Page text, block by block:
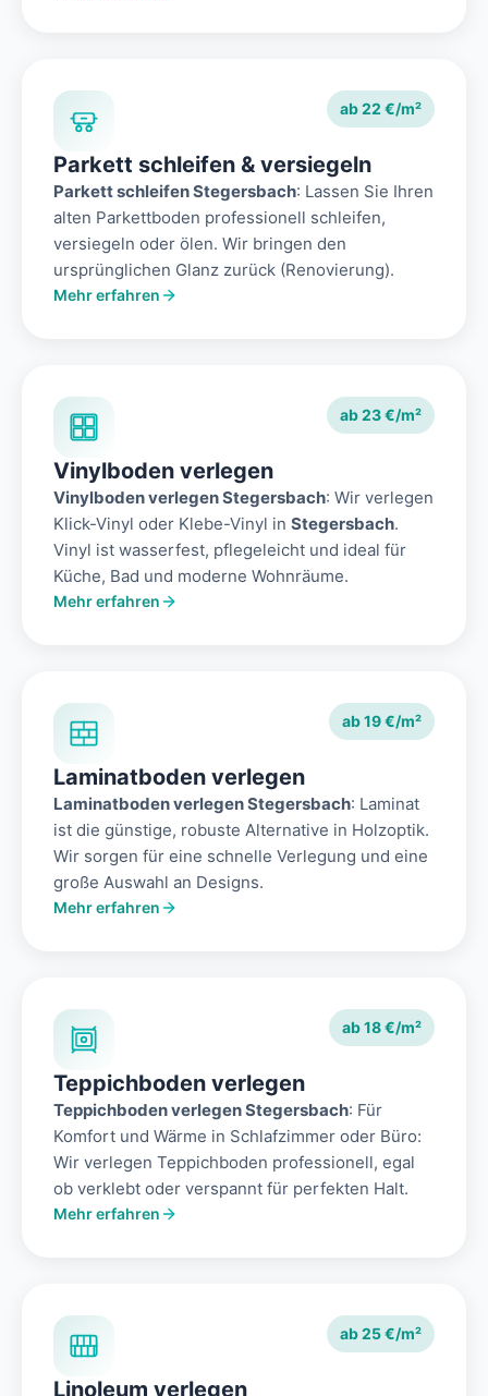
ab 22 €/m²
Parkett schleifen & versiegeln
Parkett schleifen Stegersbach: Lassen Sie Ihren
alten Parkettboden professionell schleifen,
versiegeln oder ölen. Wir bringen den
ursprünglichen Glanz zurück (Renovierung).
Mehr erfahren
ab 23 €/m²
Vinylboden verlegen
Vinylboden verlegen Stegersbach: Wir verlegen
Klick-Vinyl oder Klebe-Vinyl in Stegersbach.
Vinyl ist wasserfest, pflegeleicht und ideal für
Küche, Bad und moderne Wohnräume.
Mehr erfahren
ab 19 €/m²
Laminatboden verlegen
Laminatboden verlegen Stegersbach: Laminat
ist die günstige, robuste Alternative in Holzoptik.
Wir sorgen für eine schnelle Verlegung und eine
große Auswahl an Designs.
Mehr erfahren
ab 18 €/m²
Teppichboden verlegen
Teppichboden verlegen Stegersbach: Für
Komfort und Wärme in Schlafzimmer oder Büro:
Wir verlegen Teppichboden professionell, egal
ob verklebt oder verspannt für perfekten Halt.
Mehr erfahren
ab 25 €/m²
Linoleum verlegen